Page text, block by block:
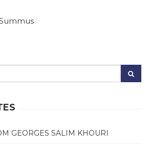
GEORGES SALIM KHOURI